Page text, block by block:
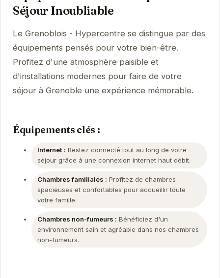
Séjour Inoubliable
Le Grenoblois - Hypercentre se distingue par des
équipements pensés pour votre bien-être.
Profitez d'une atmosphère paisible et
d'installations modernes pour faire de votre
séjour à Grenoble une expérience mémorable.
Équipements clés :
Internet : Restez connecté tout au long de votre
séjour grâce à une connexion internet haut débit.
Chambres familiales : Profitez de chambres
spacieuses et confortables pour accueillir toute
votre famille.
Chambres non-fumeurs : Bénéficiez d'un
environnement sain et agréable dans nos chambres
non-fumeurs.